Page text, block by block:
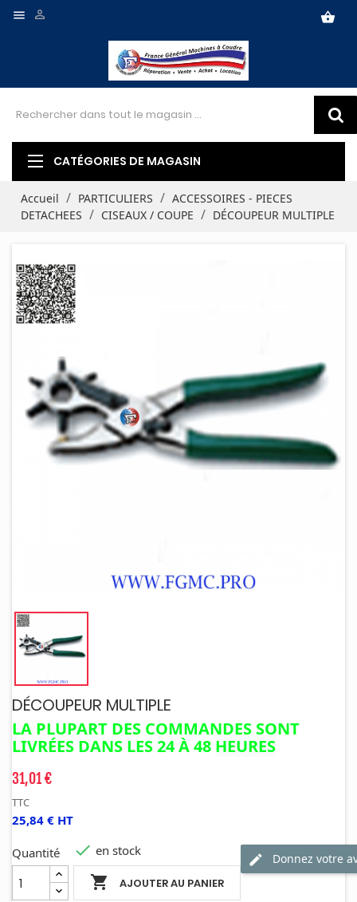
 shopping_basket

CATÉGORIES DE MAGASIN
Accueil PARTICULIERS
ACCESSOIRES - PIECES
DETACHEES
CISEAUX / COUPE DÉCOUPEUR MULTIPLE
DÉCOUPEUR MULTIPLE
LA PLUPART DES COMMANDES SONT
LIVRÉES DANS LES 24 À 48 HEURES
31,01 €
TTC
25,84 € HT
Quantité
 AJOUTER AU PANIER
 en stock
Donnez votre